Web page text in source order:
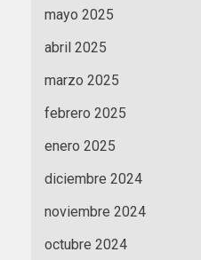
mayo 2025
abril 2025
marzo 2025
febrero 2025
enero 2025
diciembre 2024
noviembre 2024
octubre 2024